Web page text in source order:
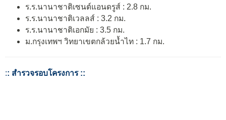
ร.ร.นานาชาติเซนต์แอนดรูส์ : 2.8 กม.
ร.ร.นานาชาติเวลลส์ : 3.2 กม.
ร.ร.นานาชาติเอกมัย : 3.5 กม.
ม.กรุงเทพฯ วิทยาเขตกล้วยน้ำไท : 1.7 กม.
:: สำรวจรอบโครงการ ::